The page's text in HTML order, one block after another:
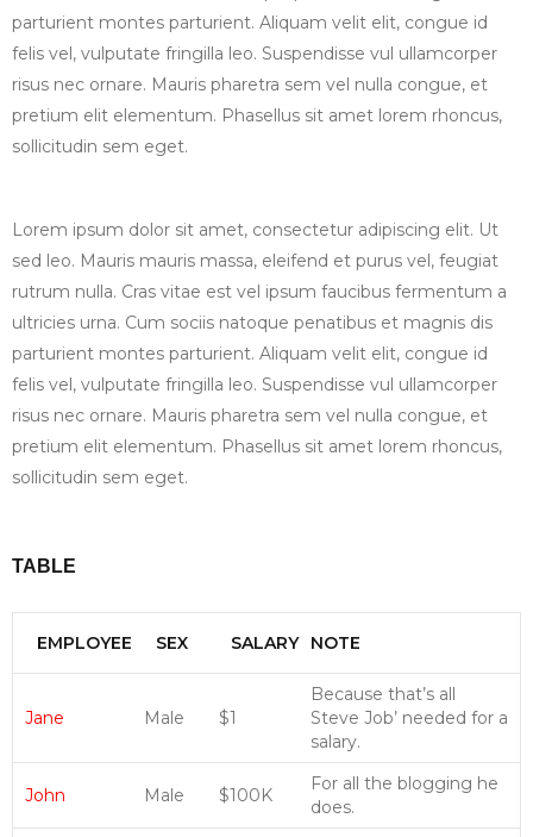
parturient montes parturient. Aliquam velit elit, congue id
felis vel, vulputate fringilla leo. Suspendisse vul ullamcorper
risus nec ornare. Mauris pharetra sem vel nulla congue, et
pretium elit elementum. Phasellus sit amet lorem rhoncus,
sollicitudin sem eget.
Lorem ipsum dolor sit amet, consectetur adipiscing elit. Ut
sed leo. Mauris mauris massa, eleifend et purus vel, feugiat
rutrum nulla. Cras vitae est vel ipsum faucibus fermentum a
ultricies urna. Cum sociis natoque penatibus et magnis dis
parturient montes parturient. Aliquam velit elit, congue id
felis vel, vulputate fringilla leo. Suspendisse vul ullamcorper
risus nec ornare. Mauris pharetra sem vel nulla congue, et
pretium elit elementum. Phasellus sit amet lorem rhoncus,
sollicitudin sem eget.
TABLE
EMPLOYEE SEX SALARY NOTE
Jane Male $1
Because that’s all
Steve Job’ needed for a
salary.
John Male $100K
For all the blogging he
does.